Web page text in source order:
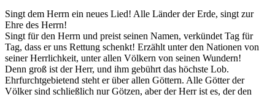
Singt dem Herrn ein neues Lied! Alle Länder der Erde, singt zur
Ehre des Herrn!
Singt für den Herrn und preist seinen Namen, verkündet Tag für
Tag, dass er uns Rettung schenkt! Erzählt unter den Nationen von
seiner Herrlichkeit, unter allen Völkern von seinen Wundern!
Denn groß ist der Herr, und ihm gebührt das höchste Lob.
Ehrfurchtgebietend steht er über allen Göttern. Alle Götter der
Völker sind schließlich nur Götzen, aber der Herr ist es, der den